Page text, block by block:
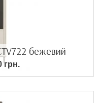
бежевий
грн.